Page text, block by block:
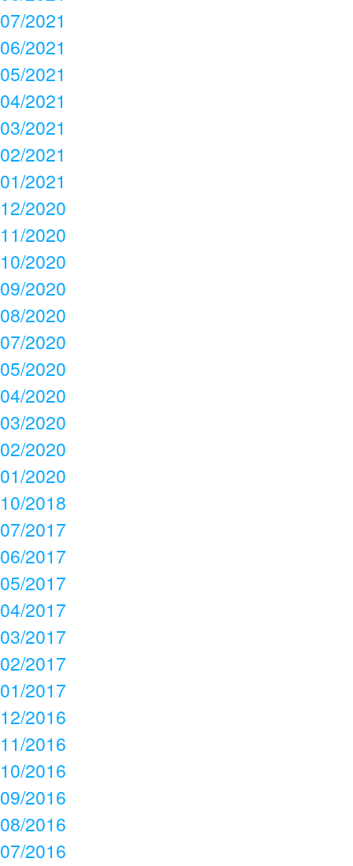
07/2021
06/2021
05/2021
04/2021
03/2021
02/2021
01/2021
12/2020
11/2020
10/2020
09/2020
08/2020
07/2020
05/2020
04/2020
03/2020
02/2020
01/2020
10/2018
07/2017
06/2017
05/2017
04/2017
03/2017
02/2017
01/2017
12/2016
11/2016
10/2016
09/2016
08/2016
07/2016